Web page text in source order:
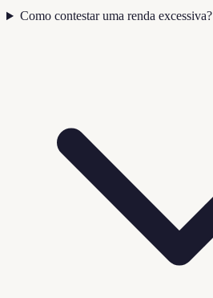
Como contestar uma renda excessiva?